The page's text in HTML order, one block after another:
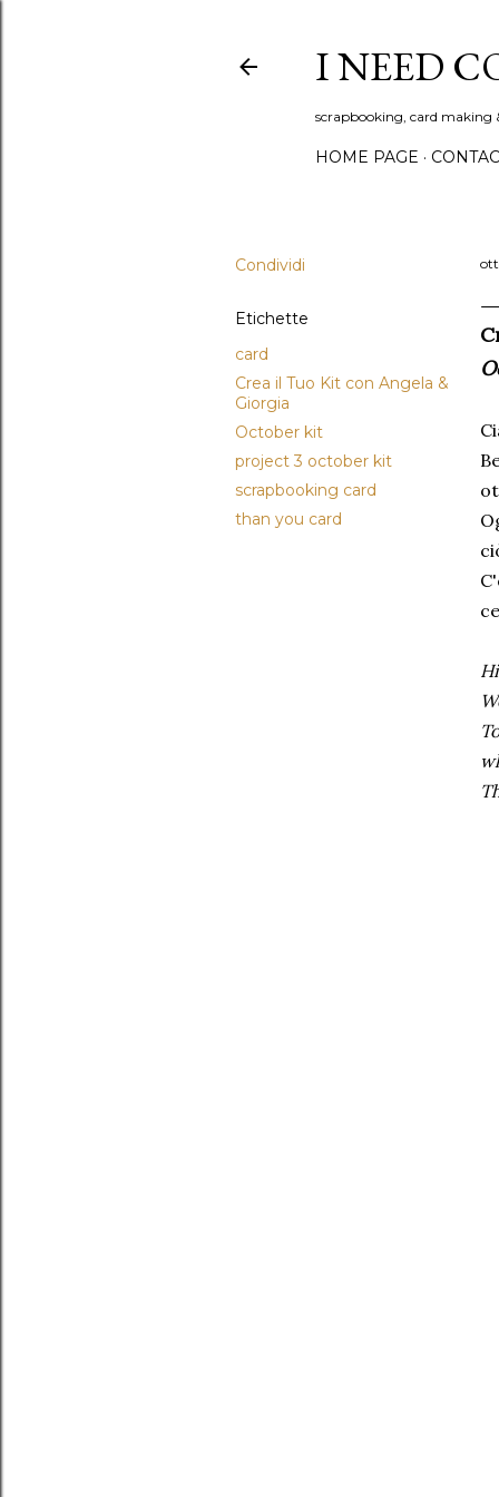
I NEED
scrapbooking, card making
HOME PAGE
Condividi
Etichette
card
Crea il Tuo Kit con Angela &
Giorgia
October kit
project 3 october kit
scrapbooking card
than you card